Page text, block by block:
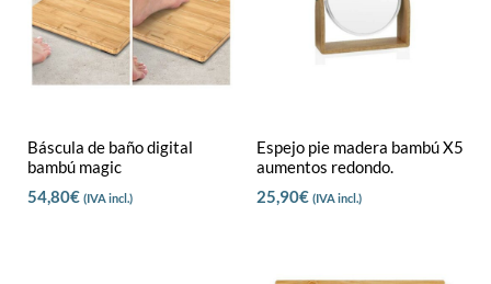
Báscula de baño digital
bambú magic
54,80€ (IVA incl.)
Espejo pie madera bambú X5
aumentos redondo.
25,90€ (IVA incl.)